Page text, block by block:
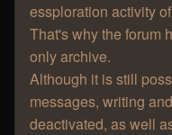
essploration activity
That's why the forum
only archive.
Although it is still
messages, writing
deactivated, as well